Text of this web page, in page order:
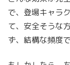
で、登場キャラ
て、安全そうな
ず、結構な頻度